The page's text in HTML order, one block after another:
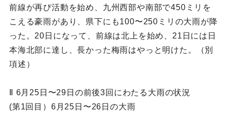
前線が再ぴ活動を始め、九州西部や南部で450ミリを
こえる豪雨があり、県下にも100〜250ミリの大雨が降
った。20日になって、前線は北上を始め、21日には日
本海北部に達し、長かった梅雨はやっと明けた。（別
項述）
Ⅱ 6月25日〜29日の前後3回にわたる大雨の状況
(第1回目）6月25日〜26日の大雨